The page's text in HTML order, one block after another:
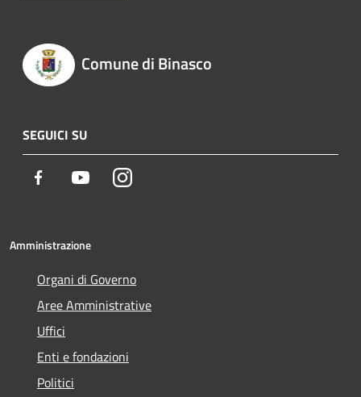
Comune di Binasco
SEGUICI SU
Facebook YoutubeInstagram
Amministrazione
Organi di Governo
Aree Amministrative
Uffici
Enti e fondazioni
Politici